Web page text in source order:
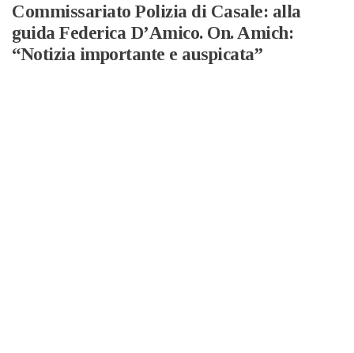
Commissariato Polizia di Casale: alla
guida Federica D’Amico. On. Amich:
“Notizia importante e auspicata”